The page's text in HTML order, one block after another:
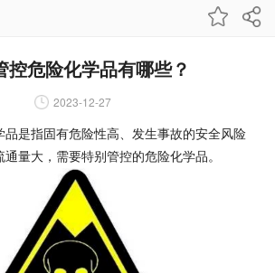
控危险化学品有哪些？
2023-12-27
是指固有危险性高、发生事故的安全风险
量大，需要特别管控的危险化学品。